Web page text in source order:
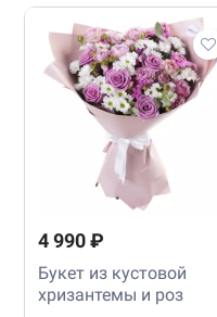
4 990 ₽
Букет из кустовой
хризантемы и роз